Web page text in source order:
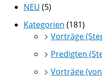
NEU (5)
Kategorien (181)
Vorträge
Predigten
Vorträge